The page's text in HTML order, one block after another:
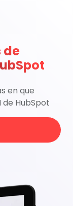
de
en que
HubSpot